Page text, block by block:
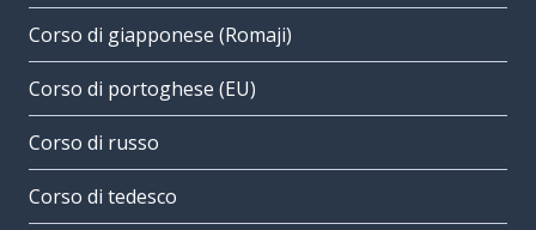
Corso di giapponese (Romaji)
Corso di portoghese (EU)
Corso di russo
Corso di tedesco